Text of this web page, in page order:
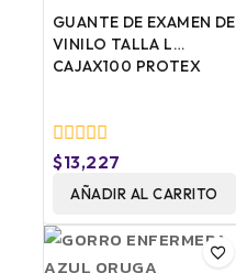
GUANTE DE EXAMEN DE
VINILO TALLA L
CAJAX100 PROTEX
0
fuera
de
$13,227
AÑADIR AL CARRITO